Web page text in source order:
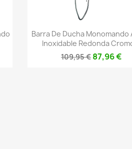
Vista rápida
Barra De Ducha Monomando
Inoxidable Redonda
109,95 € 87,96 €